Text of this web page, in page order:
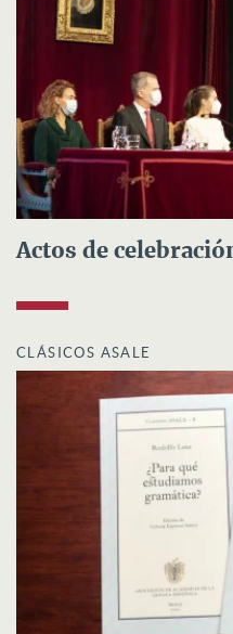
Actos de
CLÁSICOS ASALE